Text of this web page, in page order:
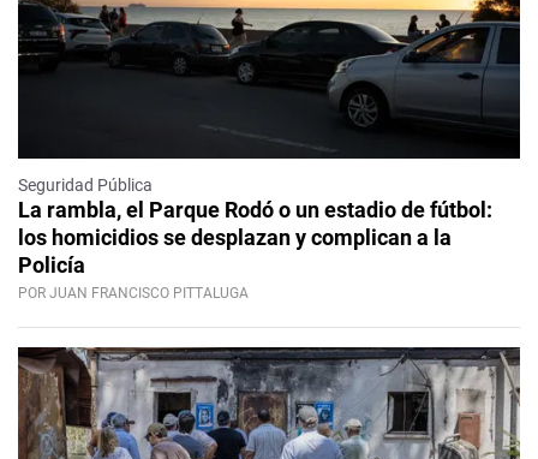
Seguridad Pública
La rambla, el Parque Rodó o un estadio de fútbol:
los homicidios se desplazan y complican a la
Policía
POR JUAN FRANCISCO PITTALUGA